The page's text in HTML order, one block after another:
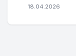
18.04.2026